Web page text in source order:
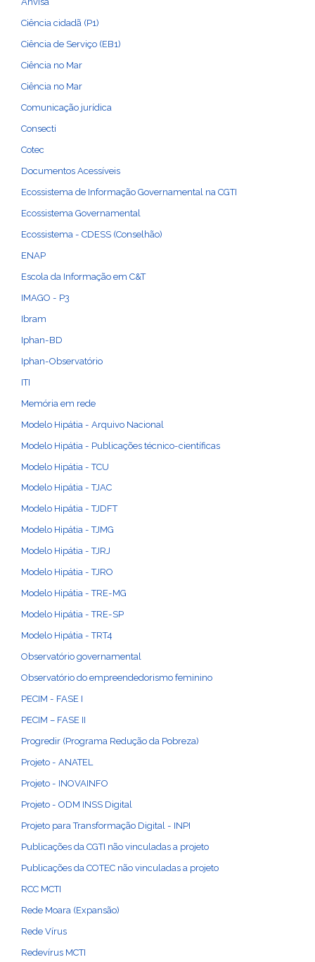
Ciência cidadã (P1)
Ciência de Serviço (EB1)
Ciência no Mar
Ciência no Mar
Comunicação jurídica
Consecti
Cotec
Documentos Acessíveis
Ecossistema de Informação Governamental na CGTI
Ecossistema Governamental
Ecossistema - CDESS (Conselhão)
ENAP
Escola da Informação em C&T
IMAGO - P3
Ibram
Iphan-BD
Iphan-Observatório
ITI
Memória em rede
Modelo Hipátia - Arquivo Nacional
Modelo Hipátia - Publicações técnico-científicas
Modelo Hipátia - TCU
Modelo Hipátia - TJAC
Modelo Hipátia - TJDFT
Modelo Hipátia - TJMG
Modelo Hipátia - TJRJ
Modelo Hipátia - TJRO
Modelo Hipátia - TRE-MG
Modelo Hipátia - TRE-SP
Modelo Hipátia - TRT4
Observatório governamental
Observatório do empreendedorismo feminino
PECIM - FASE I
PECIM – FASE II
Progredir (Programa Redução da Pobreza)
Projeto - ANATEL
Projeto - INOVAINFO
Projeto - ODM INSS Digital
Projeto para Transformação Digital - INPI
Publicações da CGTI não vinculadas a projeto
Publicações da COTEC não vinculadas a projeto
RCC MCTI
Rede Moara (Expansão)
Rede Vírus
Redevírus MCTI